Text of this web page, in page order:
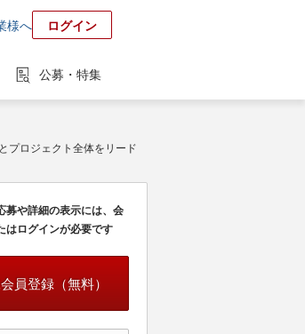
様へ ログイン
公募・特集
プロジェクト全体をリード
募や詳細の表示には、会
はログインが必要です
員登録（無料）